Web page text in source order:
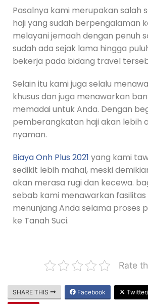
Pasalnya kami merupakan salah
haji yang sudah berpengalaman
melayani jemaah dengan penuh
sudah ada sejak lama hingga
bekerja pada bidang travel
Selain itu kami juga selalu
khusus dan juga menawarkan
memadai untuk Anda. Dengan
pemberangkatan haji akan lebih
nyaman.
Biaya Onh Plus 2021 yang kami
sedikit lebih mahal, meski
akan merasa rugi dan kecewa.
sebab kami menawarkan
menunjang Anda selama proses
ke Tanah Suci.
Rate
SHARE THIS Facebook